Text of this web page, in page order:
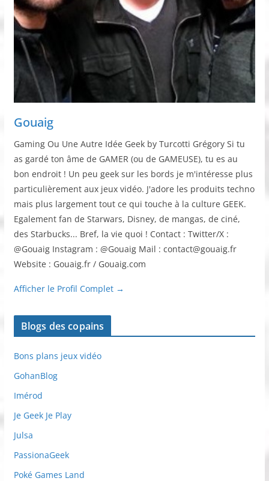
Gouaig
Gaming Ou Une Autre Idée Geek by Turcotti Grégory Si tu
as gardé ton âme de GAMER (ou de GAMEUSE), tu es au
bon endroit ! Un peu geek sur les bords je m'intéresse plus
particulièrement aux jeux vidéo. J'adore les produits techno
mais plus largement tout ce qui touche à la culture GEEK.
Egalement fan de Starwars, Disney, de mangas, de ciné,
des Starbucks... Bref, la vie quoi ! Contact : Twitter/X :
@Gouaig Instagram : @Gouaig Mail : contact@gouaig.fr
Website : Gouaig.fr / Gouaig.com
Afficher le Profil Complet →
Blogs des copains
Bons plans jeux vidéo
GohanBlog
Imérod
Je Geek Je Play
Julsa
PassionaGeek
Poké Games Land